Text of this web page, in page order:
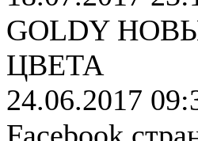
GOLDY
ЦВЕТА
24.06.2017